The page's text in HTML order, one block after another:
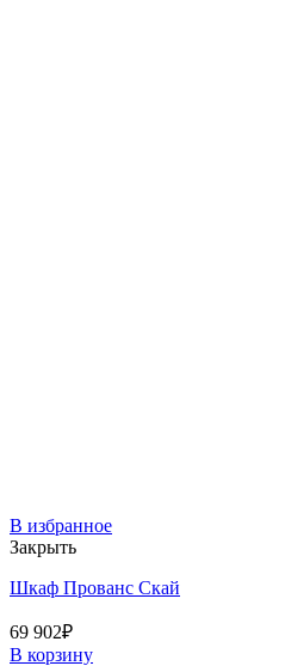
В избранное
Закрыть
Шкаф Прованс Скай
69 902₽
В корзину